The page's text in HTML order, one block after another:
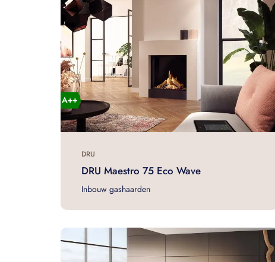
DRU
DRU Maestro 75 Eco Wave
Inbouw gashaarden